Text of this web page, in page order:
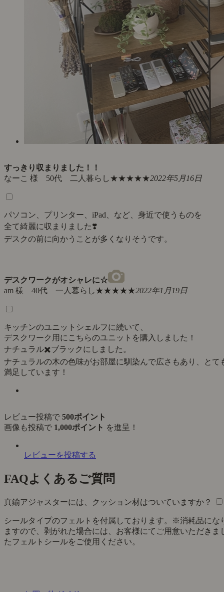
すっきり収まりました！！
なーこ 様 50代 二人暮らし★★★★★2022年5月16日
パソコン、プリンター、iPad、など、身近で使うものを
全て綺麗に収まりました❣️
デスクの前に向かうことが多くなりそうです。
デスクワークがオシャレに☆
am 様 40代 一人暮らし★★★★★2022年1月19日
キッチンのユニットシェルフに続いて、
デスクワーク用にこちらのユニットを購入しました！
ナチュラル✖️ブラックにしました。
ナチュラルの木の色味がお部屋に馴染んで広さもあり、とて
満足しています！
レビュー投稿で 500ポイント
画像も投稿で 1,000ポイント を進呈！
レビューを投稿する
FAQよくあるご質問
真鍮アジャスターには、クッション材はついていますか？
シールタイプのフェルトを付属しております。※消耗品にな
ますので、剥がれた場合には、お客様にてご用意いただきま
たフェルトシールをご使用ください。